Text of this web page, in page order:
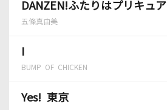
DANZEN!ふたりはプリキュア
五條真由美
BUMP OF CHICKEN
Yes! 東京